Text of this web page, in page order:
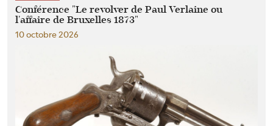
Conférence "Le revolver de Paul Verlaine ou
l'affaire de Bruxelles 1873"
10 octobre 2026